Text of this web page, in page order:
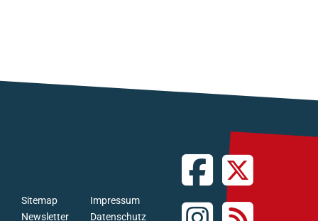
Newsletter
Sitemap
Datenschutz
Impressum